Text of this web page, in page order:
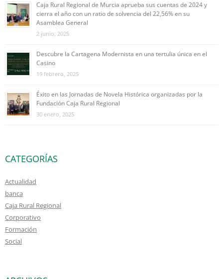
Caja Rural Regional de Murcia aprueba sus cuentas de 2024 y
cierra el año con un ratio de solvencia del 22,56% en su
Asamblea General
2 junio, 2025
Descubre la Cartagena Modernista en una tertulia única en el
Casino
19 febrero, 2025
Éxito en las Jornadas de Novela Histórica organizadas por la
Fundación Caja Rural Regional
30 enero, 2025
CATEGORÍAS
Actualidad
banca
Caja Rural Regional
Corporativo
Formación
Social